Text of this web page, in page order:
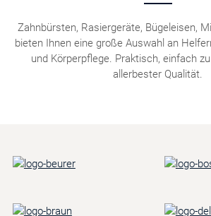
Zahnbürsten, Rasiergeräte, Bügeleisen,
bieten Ihnen eine große Auswahl an
und Körperpflege. Praktisch, einfach
allerbester Qualität.